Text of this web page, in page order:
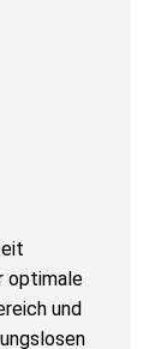
optimale
und